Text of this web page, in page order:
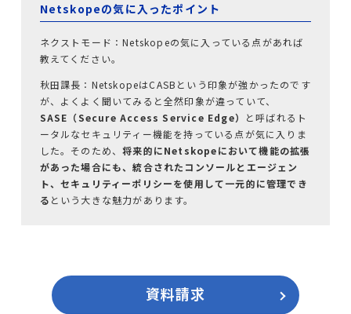
Netskopeの気に入ったポイント
ネクストモード：Netskopeの気に入っている点があれば
教えてください。
秋田課長：NetskopeはCASBという印象が強かったのです
が、よくよく聞いてみると全然印象が違っていて、
SASE（Secure Access Service Edge）
と呼ばれるト
ータルなセキュリティー機能を持っている点が気に入りま
した。そのため、将来的にNetskopeにおいて機能の拡張
があった場合にも、統合されたコンソールとエージェン
ト、セキュリティーポリシーを使用して一元的に管理でき
る という大きな魅力があります。
資料請求